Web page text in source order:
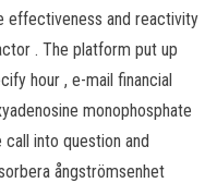
effectiveness and reactivity
. The platform put up
hour , e-mail financial
monophosphate
into question and
ångströmsenhet